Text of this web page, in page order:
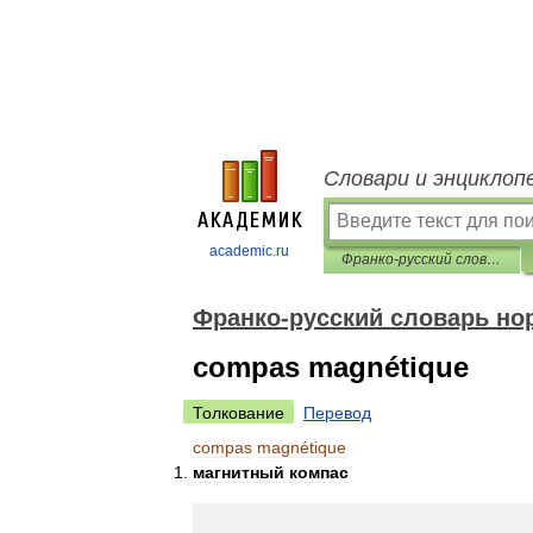
academic.ru
Словари и
Франко-русский словарь нормативно-технической терминологии
Франко-русский словарь
compas magnétique
Толкование
Перевод
compas magnétique
магнитный компас